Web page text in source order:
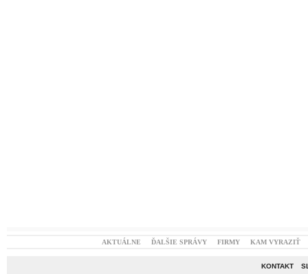
AKTUÁLNE ĎALŠIE SPRÁVY FIRMY KAM VYRAZIŤ
KONTAKT